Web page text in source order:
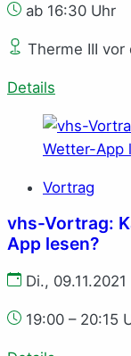
ab 16:30 Uhr
Therme III vor
Details
Vortrag
vhs-Vortrag:
App lesen?
Di., 09.11.2021
19:00 – 20:15